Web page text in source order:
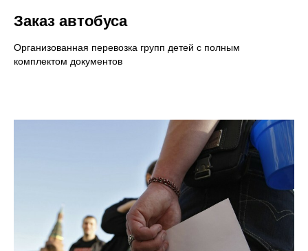
Заказ автобуса
Организованная перевозка групп детей с полным
комплектом документов